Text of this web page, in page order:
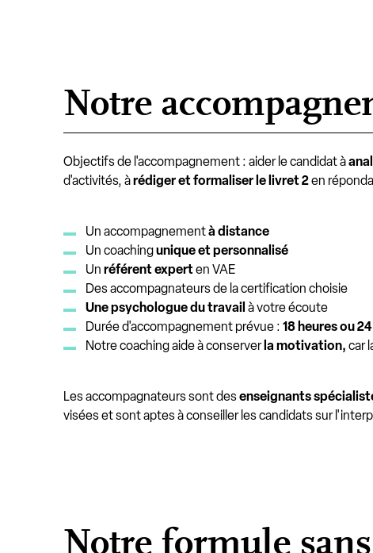
Notre
Objectifs de l'accompagnement : aider le candidat à
d'activités, àrédiger et formaliser le livret 2en
Un accompagnementà distance
Un coachingunique et personnalisé
Un référent experten VAE
Des accompagnateurs de la certification choisie
Une psychologue du travail à votre écoute
Durée d'accompagnement prévue : 18 heuresou
Notre coaching aide à conserver la motivation, car
Les accompagnateurs sont desenseignants
visées et sont aptes à conseiller les candidats sur
Notre formule